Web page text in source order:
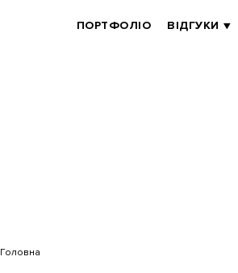
BRANDER
ПОРТФОЛІО ВІДГУКИ
Головна